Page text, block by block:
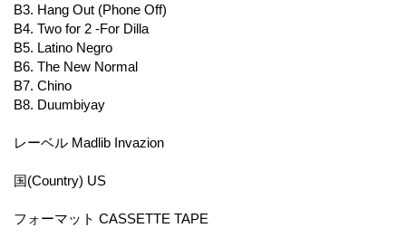
B3. Hang Out (Phone Off)
B4. Two for 2 -For Dilla
B5. Latino Negro
B6. The New Normal
B7. Chino
B8. Duumbiyay
レーベル Madlib Invazion
国(Country) US
フォーマット CASSETTE TAPE